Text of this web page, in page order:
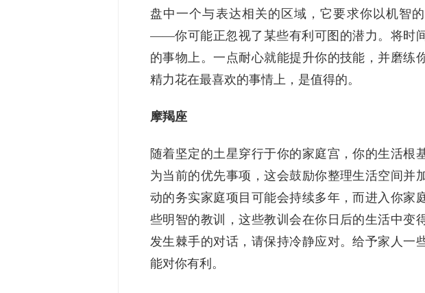
盘中一个与表达相关的区域，它要求你以机智
——你可能正忽视了某些有利可图的潜力。将时
的事物上。一点耐心就能提升你的技能，并磨练
精力花在最喜欢的事情上，是值得的。
摩羯座
随着坚定的土星穿行于你的家庭宫，你的生活根
为当前的优先事项，这会鼓励你整理生活空间并
动的务实家庭项目可能会持续多年，而进入你家
些明智的教训，这些教训会在你日后的生活中变
发生棘手的对话，请保持冷静应对。给予家人一
能对你有利。